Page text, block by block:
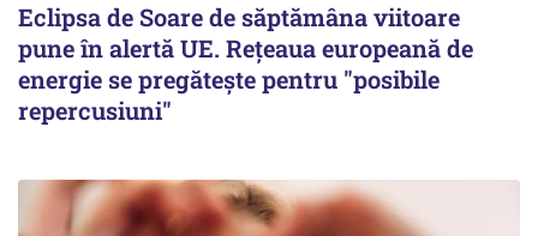
Eclipsa de Soare de săptămâna viitoare
pune în alertă UE. Rețeaua europeană de
energie se pregătește pentru "posibile
repercusiuni"